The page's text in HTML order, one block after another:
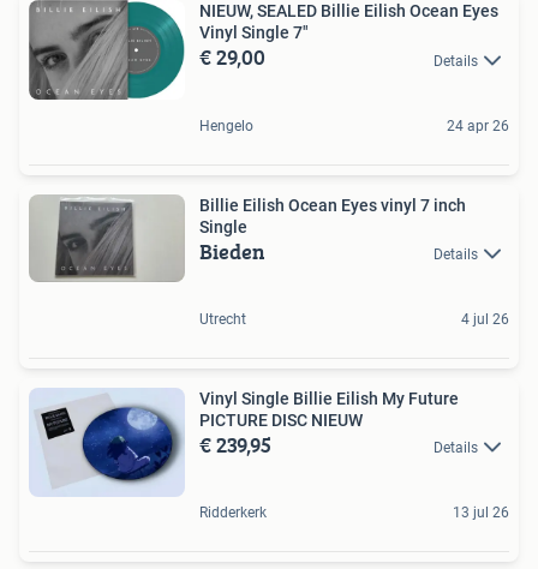
NIEUW, SEALED Billie Eilish Ocean Eyes
Vinyl Single 7"
€ 29,00 Details
Hengelo 24 apr 26
Billie Eilish Ocean Eyes vinyl 7 inch
Single
Bieden Details
Utrecht 4 jul 26
Vinyl Single Billie Eilish My Future
PICTURE DISC NIEUW
€ 239,95 Details
Ridderkerk 13 jul 26